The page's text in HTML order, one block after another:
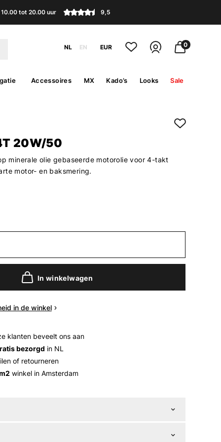
tot 20.00 uur 9,5
NL EN EUR 0
Accessoires MX Kado’s Looks Sale
20W/50
minerale olie gebaseerde motorolie voor 4-takt
motor- en baksmering.
In winkelwagen
in de winkel
klanten beveelt ons aan
bezorgd in NL
of retourneren
winkel in Amsterdam